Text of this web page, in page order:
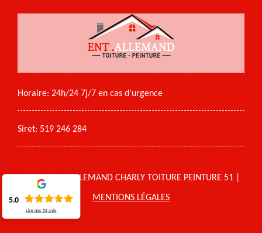
Horaire: 24h/24 7j/7 en cas d'urgence
Siret: 519 246 284
2018 - 2025 ALLEMAND CHARLY TOITURE PEINTURE 51 |
MENTIONS LÉGALES
5.0
Lire nos52 avis